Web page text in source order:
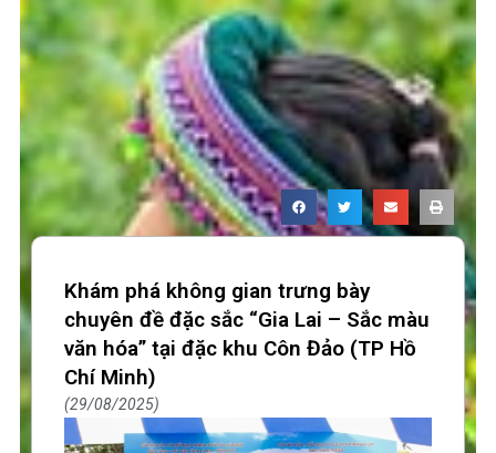
Khám phá không gian trưng bày
chuyên đề đặc sắc “Gia Lai – Sắc màu
văn hóa” tại đặc khu Côn Đảo (TP Hồ
Chí Minh)
29/08/2025